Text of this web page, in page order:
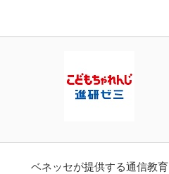
ベネッセが提供する通信教育